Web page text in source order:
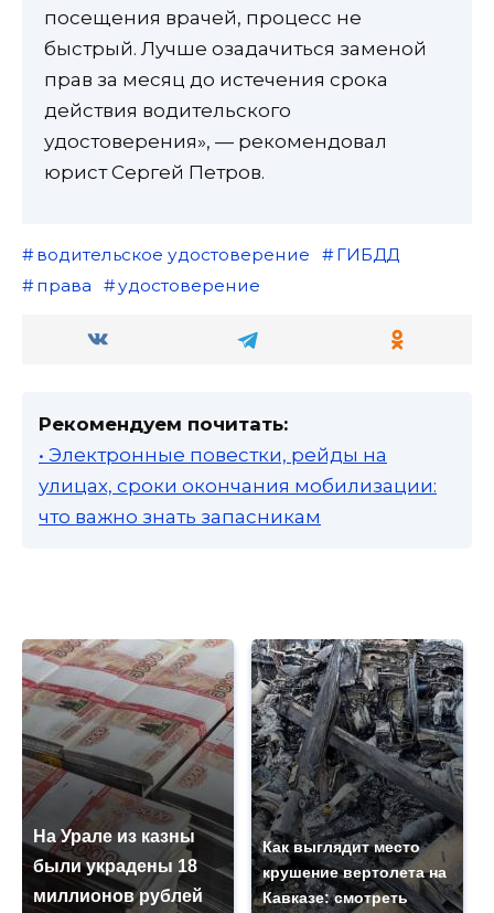
посещения врачей, процесс не
быстрый. Лучше озадачиться заменой
прав за месяц до истечения срока
действия водительского
удостоверения», — рекомендовал
юрист Сергей Петров.
водительское удостоверение
ГИБДД
права
удостоверение
Рекомендуем почитать:
• Электронные повестки, рейды на
улицах, сроки окончания мобилизации:
что важно знать запасникам
На Урале из казны
были украдены 18
миллионов рублей
Как выглядит место
крушение вертолета на
Кавказе: смотреть